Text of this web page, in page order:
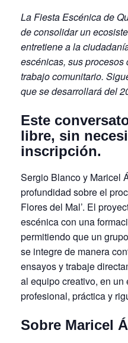
La Fiesta Escénica de
de consolidar un
entretiene a la
escénicas, sus
trabajo comunitario.
que se desarrollará del
Este
libre, sin
inscripción.
Sergio Blanco y Maricel
profundidad sobre el
Flores del Mal’. El
escénica con una
permitiendo que un
se integre de manera
ensayos y trabaje
al equipo creativo, en un
profesional, práctica y
Sobre Maricel